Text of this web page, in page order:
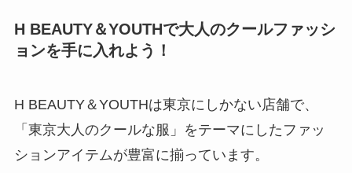
H BEAUTY＆YOUTHで大人のクールファッシ
ョンを手に入れよう！
H BEAUTY＆YOUTHは東京にしかない店舗で、
「東京大人のクールな服」をテーマにしたファッ
ションアイテムが豊富に揃っています。